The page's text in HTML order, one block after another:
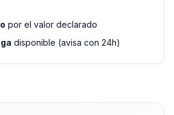
por el valor declarado
disponible (avisa con 24h)